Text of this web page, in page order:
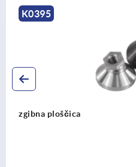
K0395
zgibna ploščica